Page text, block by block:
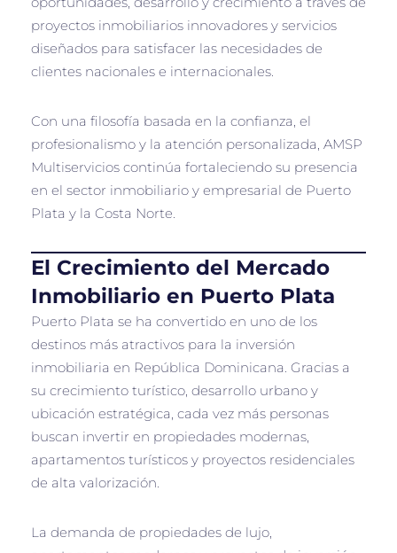
proyectos inmobiliarios innovadores y servicios
diseñados para satisfacer las necesidades de
clientes nacionales e internacionales.
Con una filosofía basada en la confianza, el
profesionalismo y la atención personalizada, AMSP
Multiservicios continúa fortaleciendo su presencia
en el sector inmobiliario y empresarial de Puerto
Plata y la Costa Norte.
El Crecimiento del Mercado
Inmobiliario en Puerto Plata
Puerto Plata se ha convertido en uno de los
destinos más atractivos para la inversión
inmobiliaria en República Dominicana. Gracias a
su crecimiento turístico, desarrollo urbano y
ubicación estratégica, cada vez más personas
buscan invertir en propiedades modernas,
apartamentos turísticos y proyectos residenciales
de alta valorización.
La demanda de propiedades de lujo,